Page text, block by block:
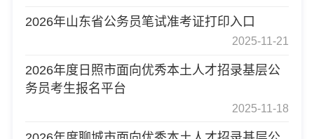
2026年山东省公务员笔试准考证打印入口
2025-11-21
2026年度日照市面向优秀本土人才招录基层公
务员考生报名平台
2025-11-18